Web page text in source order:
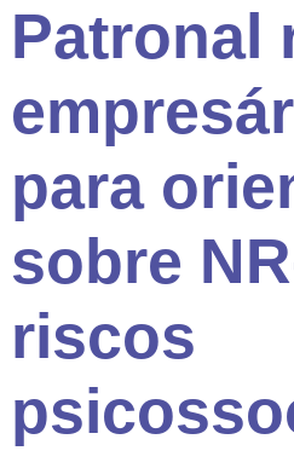
Patronal
para
sobre
riscos